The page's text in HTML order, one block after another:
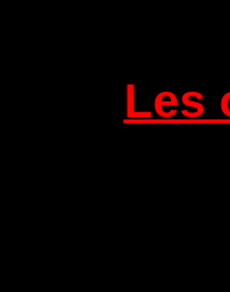
Les